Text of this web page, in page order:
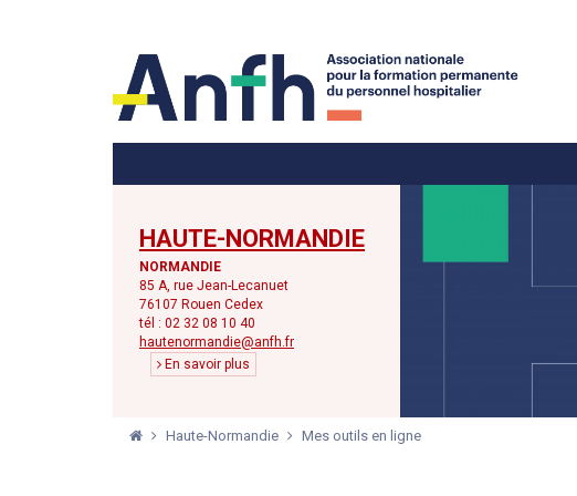
HAUTE-NORMANDIE
NORMANDIE
85 A, rue Jean-Lecanuet
76107 Rouen Cedex
tél : 02 32 08 10 40
hautenormandie@anfh.fr
En savoir plus
Haute-Normandie Mes outils en ligne